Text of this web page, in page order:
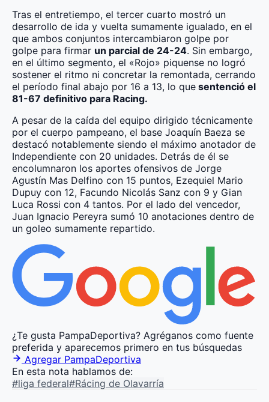
Tras el entretiempo, el tercer cuarto mostró un
desarrollo de ida y vuelta sumamente igualado, en el
que ambos conjuntos intercambiaron golpe por
golpe para firmar un parcial de 24-24. Sin embargo,
en el último segmento, el «Rojo» piquense no logró
sostener el ritmo ni concretar la remontada, cerrando
el período final abajo por 16 a 13, lo que sentenció el
81-67 definitivo para Racing.
A pesar de la caída del equipo dirigido técnicamente
por el cuerpo pampeano, el base Joaquín Baeza se
destacó notablemente siendo el máximo anotador de
Independiente con 20 unidades. Detrás de él se
encolumnaron los aportes ofensivos de Jorge
Agustín Mas Delfino con 15 puntos, Ezequiel Mario
Dupuy con 12, Facundo Nicolás Sanz con 9 y Gian
Luca Rossi con 4 tantos. Por el lado del vencedor,
Juan Ignacio Pereyra sumó 10 anotaciones dentro de
un goleo sumamente repartido.
¿Te gusta PampaDeportiva? Agréganos como fuente
preferida y aparecemos primero en tus búsquedas
Agregar PampaDeportiva
En esta nota hablamos de:
#liga federal#Rácing de Olavarría